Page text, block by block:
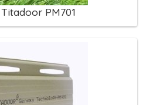
PM701